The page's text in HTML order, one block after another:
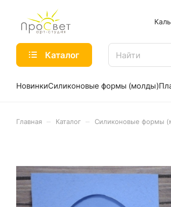
Каталог
НовинкиСиликоновые формы (молды)
Главная Каталог Силиконовые формы